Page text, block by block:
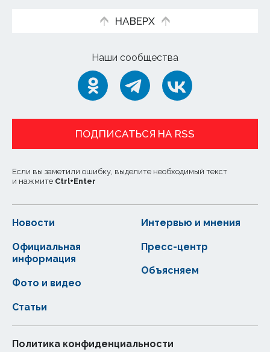
НАВЕРХ
Наши сообщества
ПОДПИСАТЬСЯ НА RSS
Если вы заметили ошибку, выделите необходимый текст
и нажмите Ctrl+Enter
Новости
Статьи
Официальная
информация
Интервью и мнения
Фото и видео
Пресс-центр
Объясняем
Политика конфиденциальности